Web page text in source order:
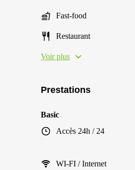
Fast-food
Restaurant
Voir plus
Prestations
Basic
Accès 24h / 24
WI-FI / Internet